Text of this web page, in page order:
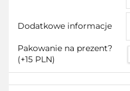
Dodatkowe informacje
Pakowanie na prezent?
(+15 PLN)